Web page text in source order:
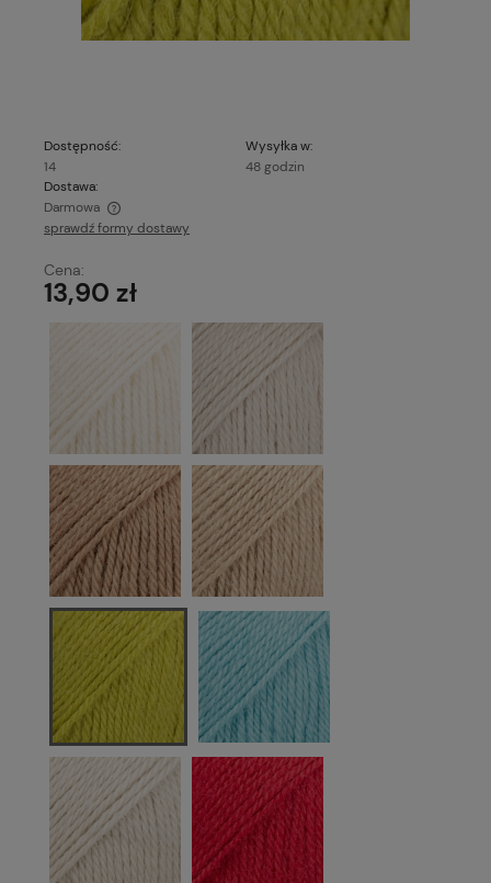
Dostępność:
14
Wysyłka w:
48 godzin
Dostawa:
Darmowa
Cena nie zawiera ewentualnych kosztów płatności
sprawdź formy dostawy
Cena:
13,90 zł